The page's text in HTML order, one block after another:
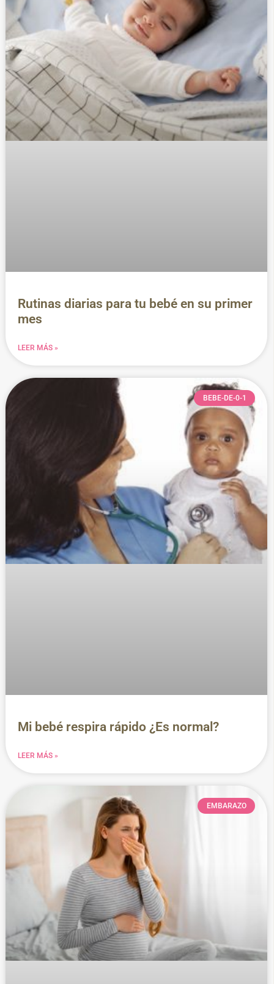
Rutinas diarias para tu bebé en su primer
mes
LEER MÁS »
BEBE-DE-0-1
Mi bebé respira rápido ¿Es normal?
LEER MÁS »
EMBARAZO